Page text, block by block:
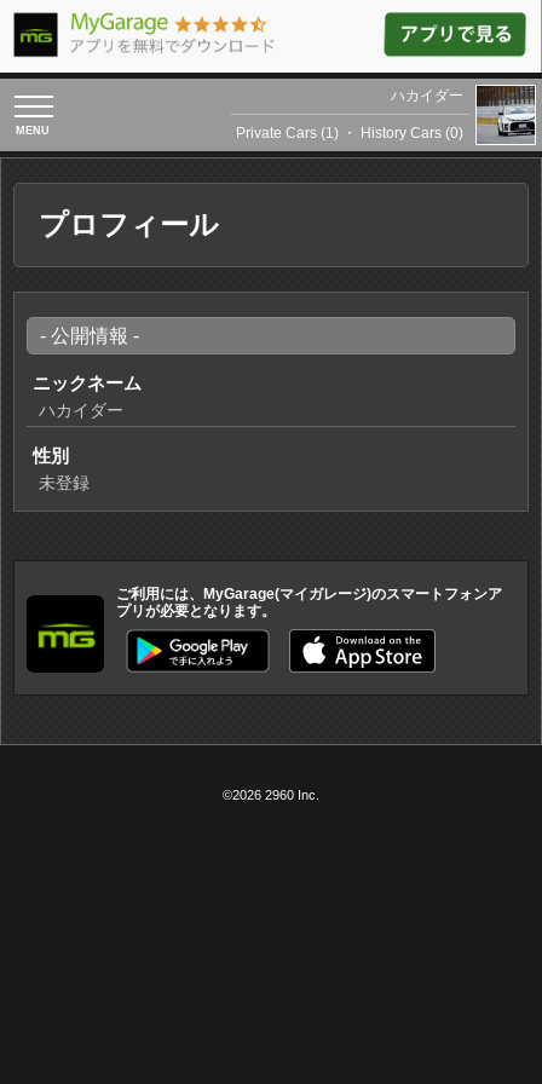
toggle
navigation
ハカイダー
Private Cars (1) ・ History Cars (0)
プロフィール
- 公開情報 -
ニックネーム
ハカイダー
性別
未登録
ご利用には、MyGarage(マイガレージ)のスマートフォンア
プリが必要となります。
©2026 2960 Inc.